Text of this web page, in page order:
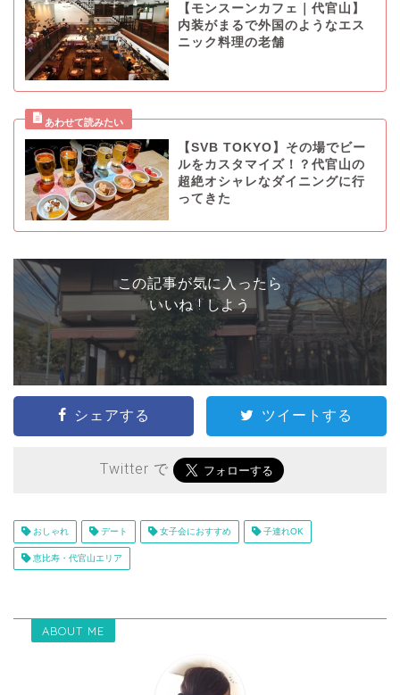
【モンスーンカフェ｜代官山】
内装がまるで外国のようなエス
ニック料理の老舗
【SVB TOKYO】その場でビー
ルをカスタマイズ！？代官山の
超絶オシャレなダイニングに行
ってきた
この記事が気に入ったら
いいね ! しよう
シェアする ツイートする
Twitter で
おしゃれ デート 女子会におすすめ 子連れOK
恵比寿・代官山エリア
ABOUT ME